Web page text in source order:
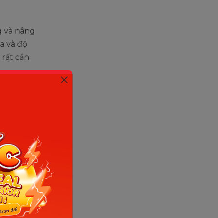
và nâng
và độ
cần
bao
sẽ dần
một
7 –